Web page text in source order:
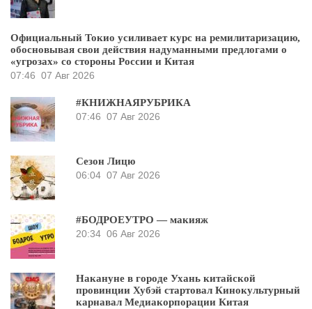
Официальный Токио усиливает курс на ремилитаризацию,
обосновывая свои действия надуманными предлогами о
«угрозах» со стороны России и Китая
07:46 07 Авг 2026
#КНИЖНАЯРУБРИКА
07:46 07 Авг 2026
Сезон Лицю
06:04 07 Авг 2026
#БОДРОЕУТРО — макияж
20:34 06 Авг 2026
Накануне в городе Ухань китайской
провинции Хубэй стартовал Кинокультурный
карнавал Медиакорпорации Китая